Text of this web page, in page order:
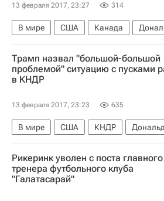
13 февраля 2017, 23:27 314
В мире США Канада
Джастин Трюдо
Трамп назвал "большой-большой
проблемой" ситуацию с пусками
в КНДР
13 февраля 2017, 23:23 635
В мире США КНДР
Рикеринк уволен с поста главного
тренера футбольного клуба
"Галатасарай"